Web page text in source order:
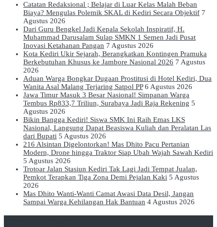
Catatan Redaksional ; Belajar di Luar Kelas Malah Beban
Biaya? Mengulas Polemik SKAL di Kediri Secara Objektif 7
Agustus 2026
Dari Guru Bengkel Jadi Kepala Sekolah Inspiratif, H.
Muhammad Darusalam Sulap SMKN 1 Semen Jadi Pusat
Inovasi Ketahanan Pangan 7 Agustus 2026
Kota Kediri Ukir Sejarah, Berangkatkan Kontingen Pramuka
Berkebutuhan Khusus ke Jambore Nasional 2026 7 Agustus
2026
Aduan Warga Bongkar Dugaan Prostitusi di Hotel Kediri, Dua
Wanita Asal Malang Terjaring Satpol PP 6 Agustus 2026
Jawa Timur Masuk 3 Besar Nasional! Simpanan Warga
Tembus Rp833,7 Triliun, Surabaya Jadi Raja Rekening 5
Agustus 2026
Bikin Bangga Kediri! Siswa SMK Ini Raih Emas LKS
Nasional, Langsung Dapat Beasiswa Kuliah dan Peralatan Las
dari Bupati 5 Agustus 2026
216 Alsintan Digelontorkan! Mas Dhito Pacu Pertanian
Modern, Drone hingga Traktor Siap Ubah Wajah Sawah Kediri
5 Agustus 2026
Trotoar Jalan Stasiun Kediri Tak Lagi Jadi Tempat Jualan,
Pemkot Terapkan Tiga Zona Demi Pejalan Kaki 5 Agustus
2026
Mas Dhito Wanti-Wanti Camat Awasi Data Desil, Jangan
Sampai Warga Kehilangan Hak Bantuan 4 Agustus 2026